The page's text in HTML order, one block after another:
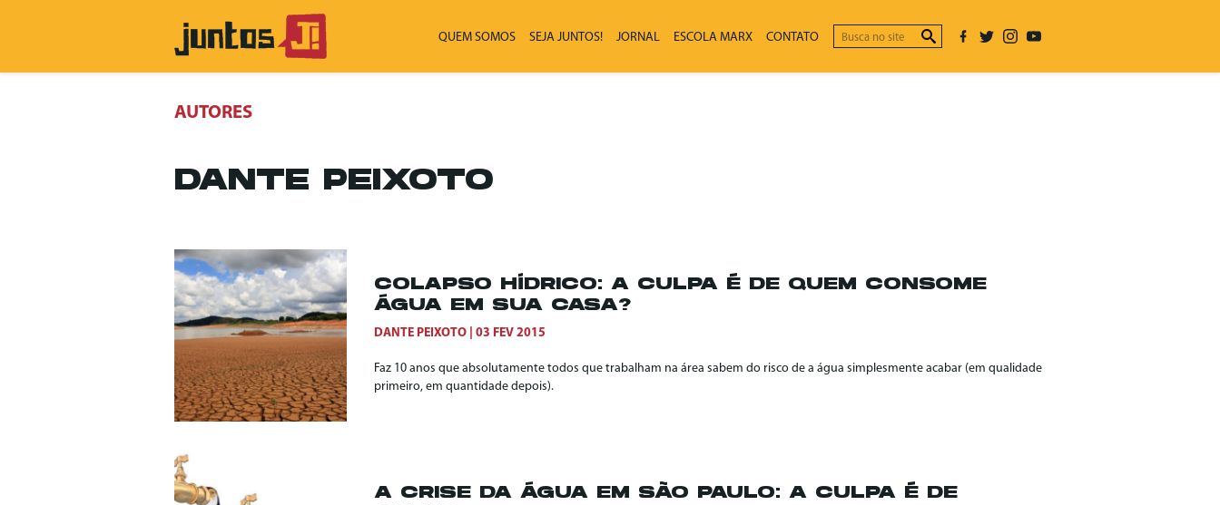
QUEM SOMOS SEJA JUNTOS! JORNAL ESCOLA MARX CONTATO
AUTORES
DANTE PEIXOTO
COLAPSO HÍDRICO: A CULPA É DE QUEM CONSOME
ÁGUA EM SUA CASA?
DANTE PEIXOTO 03 FEV 2015
Faz 10 anos que absolutamente todos que trabalham na área sabem do risco de a água simplesmente acabar (em qualidade
primeiro, em quantidade depois).
A CRISE DA ÁGUA EM SÃO PAULO: A CULPA É DE